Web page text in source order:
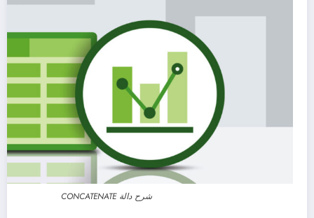
شرح دالة CONCATENATE